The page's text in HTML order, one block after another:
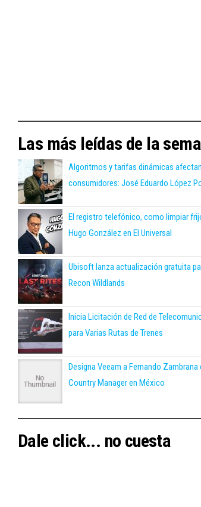
Las más leídas de la
Algoritmos y tarifas dinámicas
consumidores: José Eduardo López
El registro telefónico, como limpiar
Hugo González en El Universal
Ubisoft lanza actualización gratuita
Recon Wildlands
Inicia Licitación de Red de
para Varias Rutas de Trenes
Designa Veeam a Fernando Zambrana
Country Manager en México
Dale click... no cuesta